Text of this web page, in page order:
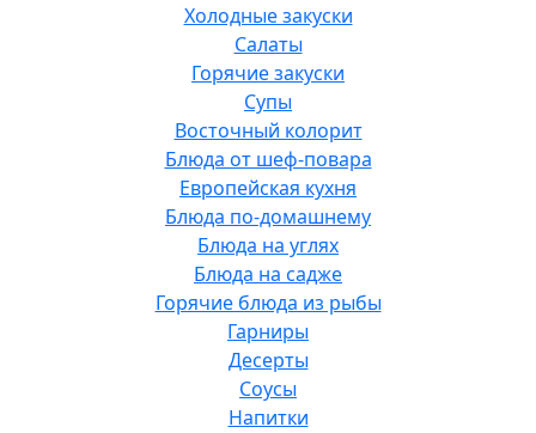
Холодные закуски
Салаты
Горячие закуски
Супы
Восточный колорит
Блюда от шеф-повара
Европейская кухня
Блюда по-домашнему
Блюда на углях
Блюда на садже
Горячие блюда из рыбы
Гарниры
Десерты
Соусы
Напитки